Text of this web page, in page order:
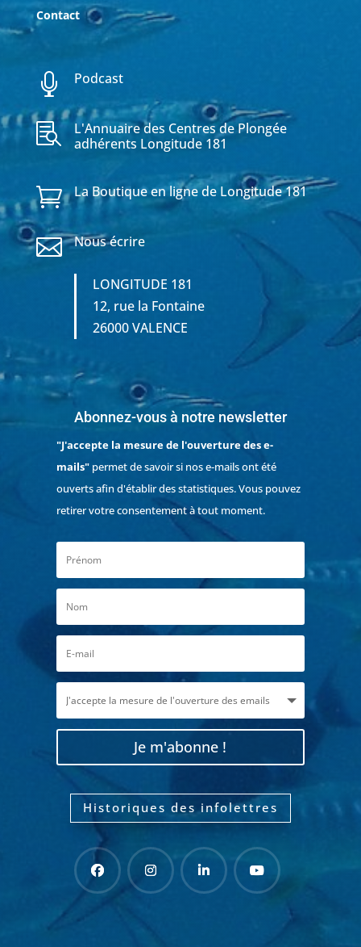
Contact
 Podcast

L'Annuaire des Centres de Plongée
adhérents Longitude 181
 La Boutique en ligne de Longitude 181
 Nous écrire
LONGITUDE 181
12, rue la Fontaine
26000 VALENCE
Abonnez-vous à notre newsletter
"J'accepte la mesure de l'ouverture des e-
mails"permet de savoir si nos e-mails ont été
ouverts afin d'établir des statistiques. Vous pouvez
retirer votre consentement à tout moment.
Je m'abonne !
Historiques des infolettres